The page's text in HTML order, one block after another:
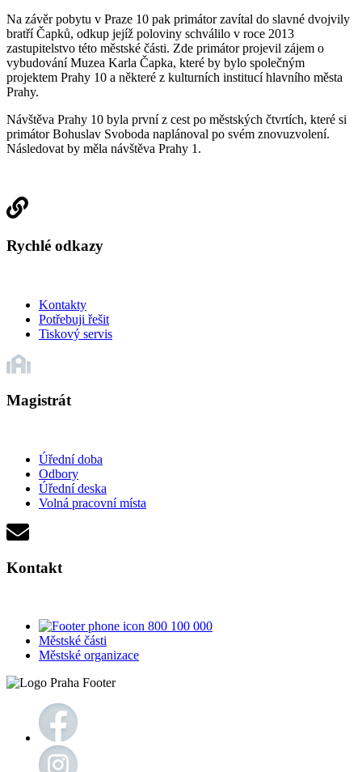
Na závěr pobytu v Praze 10 pak primátor zavítal do slavné dvojvily
bratří Čapků, odkup jejíž poloviny schválilo v roce 2013
zastupitelstvo této městské části. Zde primátor projevil zájem o
vybudování Muzea Karla Čapka, které by bylo společným
projektem Prahy 10 a některé z kulturních institucí hlavního města
Prahy.
Návštěva Prahy 10 byla první z cest po městských čtvrtích, které si
primátor Bohuslav Svoboda naplánoval po svém znovuzvolení.
Následovat by měla návštěva Prahy 1.
Rychlé odkazy
Kontakty
Potřebuji řešit
Tiskový servis
Magistrát
Úřední doba
Odbory
Úřední deska
Volná pracovní místa
Kontakt
800 100 000
Městské části
Městské organizace